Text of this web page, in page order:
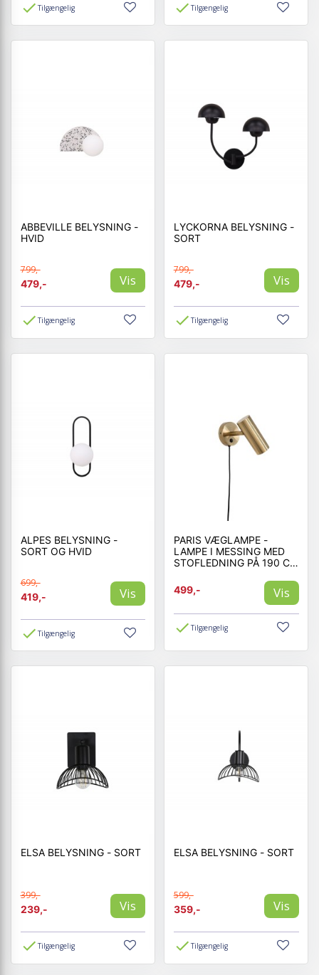
Tilgængelig Tilgængelig
ABBEVILLE BELYSNING -
HVID
799,-
479,-
Vis
Tilgængelig
LYCKORNA BELYSNING -
SORT
799,-
479,-
Vis
Tilgængelig
ALPES BELYSNING -
SORT OG HVID
699,-
419,-
Vis
Tilgængelig
PARIS VÆGLAMPE -
LAMPE I MESSING MED
STOFLEDNING PÅ 190 CM
499,-
Vis
Tilgængelig
ELSA BELYSNING - SORT
399,-
239,-
Vis
Tilgængelig
ELSA BELYSNING - SORT
599,-
359,-
Vis
Tilgængelig